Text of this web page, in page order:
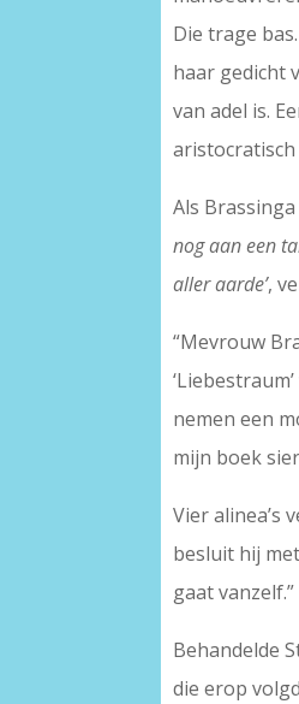
Die trage
haar gedicht
van adel is.
Als
nog aan een
aller aarde’,
“Mevrouw
nemen een
mijn boek
Vier alinea’s
besluit hij
gaat vanzelf.”
Behandelde
die erop